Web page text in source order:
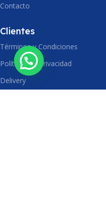
Contacto
Clientes
Términos y Condiciones
Políticas de Privacidad
Delivery